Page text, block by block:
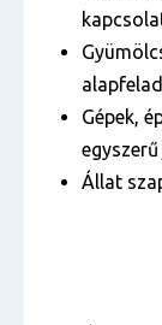
Gépek,
Állat